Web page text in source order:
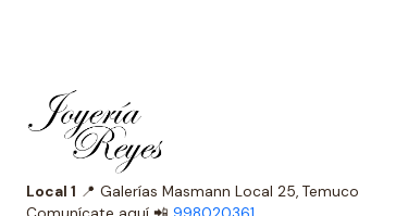
Local 1 📍 Galerías Masmann Local 25, Temuco